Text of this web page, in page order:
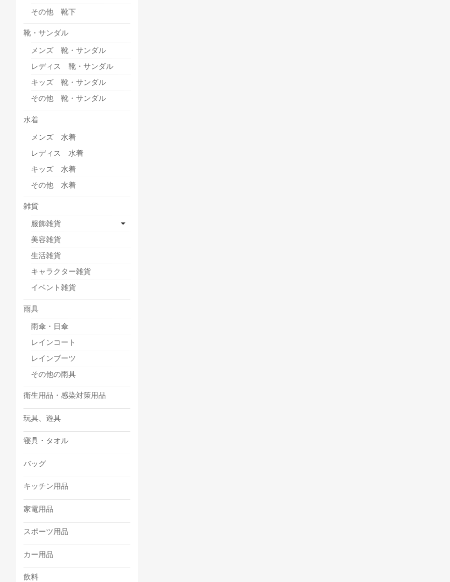
その他 靴下
靴・サンダル
メンズ 靴・サンダル
レディス 靴・サンダル
キッズ 靴・サンダル
その他 靴・サンダル
水着
メンズ 水着
レディス 水着
キッズ 水着
その他 水着
雑貨
服飾雑貨
美容雑貨
生活雑貨
キャラクター雑貨
イベント雑貨
雨具
雨傘・日傘
レインコート
レインブーツ
その他の雨具
衛生用品・感染対策用品
玩具、遊具
寝具・タオル
バッグ
キッチン用品
家電用品
スポーツ用品
カー用品
飲料